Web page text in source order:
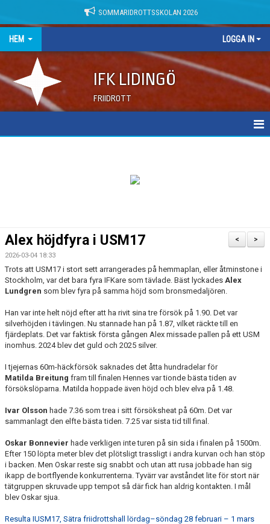
SOMMARIDROTTSSKOLAN 2026
HEM LOGGA IN
IFK LIDINGÖ
FRIIDROTT
>
<
Alex höjdfyra i USM17
2026-03-04 18:33
Trots att USM17 i stort sett arrangerades på hemmaplan, eller åtminstone i
Stockholm, var det bara fyra IFKare som tävlade. Bäst lyckades Alex
Lundgren som blev fyra på samma höjd som bronsmedaljören.
Han var inte helt nöjd efter att ha rivit sina tre försök på 1.90. Det var
silverhöjden i tävlingen. Nu stannade han på 1.87, vilket räckte till en
fjärdeplats. Det var faktisk första gången Alex missade pallen på ett USM
inomhus. 2024 blev det guld och 2025 silver.
I tjejernas 60m-häckförsök saknades det åtta hundradelar för
Matilda Breitung fram till finalen Hennes var tionde bästa tiden av
försökslöparna. Matilda hoppade även höjd och blev elva på 1.48.
Ivar Olsson hade 7.36 som trea i sitt försöksheat på 60m. Det var
sammanlagt den elfte bästa tiden. 7.25 var sista tid till final.
Oskar Bonnevier hade verkligen inte turen på sin sida i finalen på 1500m.
Efter 150 löpta meter blev det plötsligt trassligt i andra kurvan och han stöp
i backen. Men Oskar reste sig snabbt och utan att rusa jobbade han sig
ikapp de bortflyende konkurrenterna. Tyvärr var avståndet lite för stort när
tätgruppen skruvade upp tempot så där fick han aldrig kontakten. I mål
blev Oskar sjua.
Resulta IUSM17, Sätra friidrottshall lördag–söndag 28 februari – 1 mars